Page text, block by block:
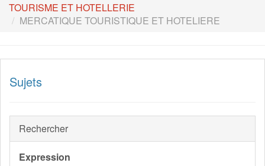
TOURISME ET HOTELLERIE
MERCATIQUE TOURISTIQUE ET HOTELIERE
Sujets
Rechercher
Expression